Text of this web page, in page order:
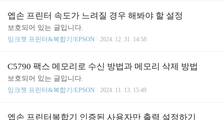
엡손 프린터 속도가 느려질 경우 해봐야 할 설정
보호되어 있는 글입니다.
잉크젯 프린터&복합기/EPSON
2024. 12. 31. 14:58
C5790 팩스 메모리로 수신 방법과 메모리 삭제 방법
보호되어 있는 글입니다.
잉크젯 프린터&복합기/EPSON
2024. 11. 13. 15:49
엡손 프린터복합기 인증된 사용자만 출력 설정하기